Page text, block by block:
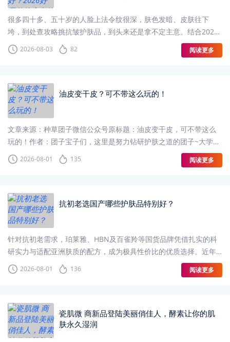
很多四十多、五十岁的人脸上法令纹很深，肤色发暗、皮肤往下
垮，到处查攻略挑抗皱护肤品，到头来还是拿不定主意。结合2026
年多款产品实测整理出十款靠谱抗皱紧致产品榜单
2026-08-03 82 阅读更多
油皮变干皮？可不带这么玩的！
文章来源：种草团子微信公众号原标题：油皮变干皮，可不带这么
玩的！作者：团子宝子们，这里是努力钻研护肤之道的团子~大学室
友小G在我的印象里一直就是个超级大油皮
2026-08-01 135 阅读更多
抗初老选国产哪些护肤品特别好？
针对抗初老需求，珀莱雅、HBN及百雀羚等国货品牌凭借扎实的科
研实力与适配亚洲肤质的配方，成为极具性价比的优质选择。近年
来，国货护肤已摆脱低端标签
2026-08-01 136 阅读更多
瓷肌微 商新品登陆美丽俏佳人，酵素让你的肌
肤永久湿润